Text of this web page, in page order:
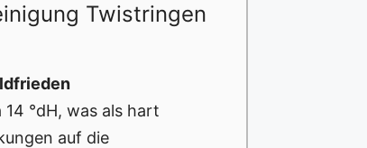
Twistringen
°dH, was als hart
auf die